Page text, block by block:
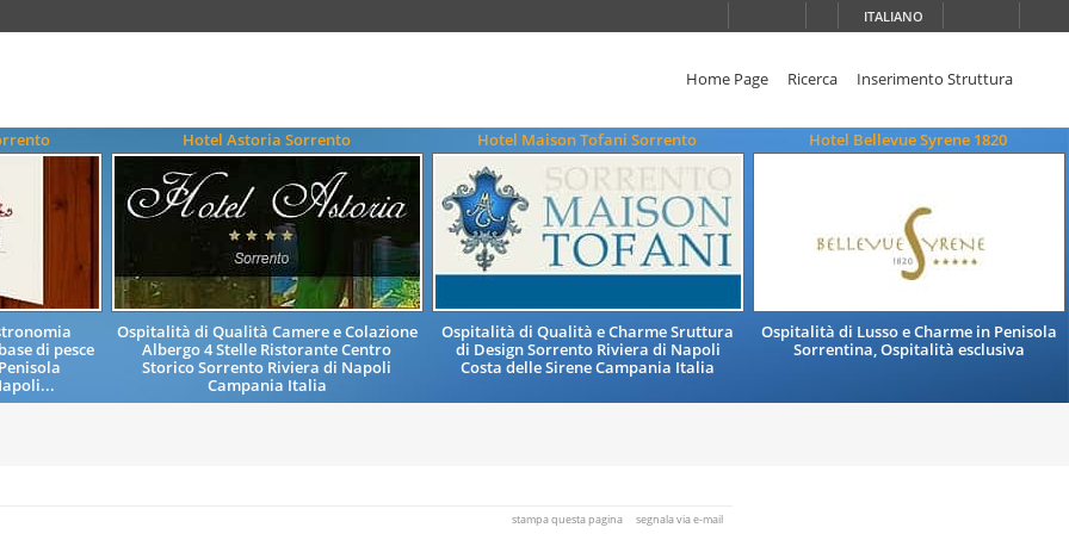
ITALIANO
Home Page Ricerca Inserimento Struttura
di pesce
Hotel Astoria Sorrento
Ospitalità di Qualità Camere e Colazione
Albergo 4 Stelle Ristorante Centro
Storico Sorrento Riviera di Napoli
Campania Italia
Hotel Maison Tofani Sorrento
Ospitalità di Qualità e Charme Sruttura
di Design Sorrento Riviera di Napoli
Costa delle Sirene Campania Italia
Hotel Bellevue Syrene 1820
Ospitalità di Lusso e Charme in Penisola
Sorrentina, Ospitalità esclusiva
stampa questa pagina segnala via e-mail